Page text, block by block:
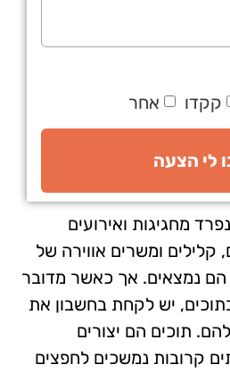
קקדו אחר
לי הצעה
מחגיגות ואירועים
קלילים ומשרים אווירה של
נמצאים. אך כאשר מדובר
יש לקחת בחשבון את
תוכים הם יצורים
קרובות נמשכים לחפצים